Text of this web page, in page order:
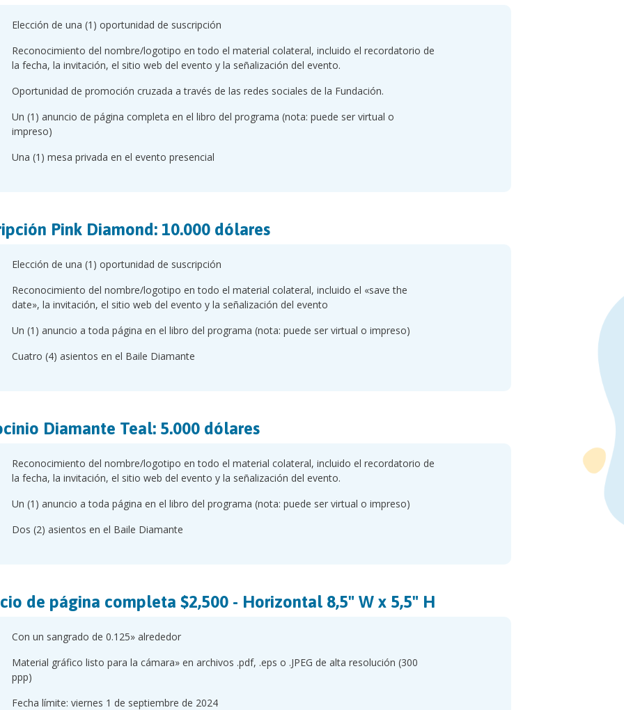
Elección de una (1) oportunidad de suscripción
Reconocimiento del nombre/logotipo en todo el material colateral, incluido el recordatorio de
la fecha, la invitación, el sitio web del evento y la señalización del evento.
Oportunidad de promoción cruzada a través de las redes sociales de la Fundación.
Un (1) anuncio de página completa en el libro del programa (nota: puede ser virtual o
impreso)
Una (1) mesa privada en el evento presencial
Pink Diamond: 10.000 dólares
Elección de una (1) oportunidad de suscripción
Reconocimiento del nombre/logotipo en todo el material colateral, incluido el «save the
date», la invitación, el sitio web del evento y la señalización del evento
Un (1) anuncio a toda página en el libro del programa (nota: puede ser virtual o impreso)
Cuatro (4) asientos en el Baile Diamante
Diamante Teal: 5.000 dólares
Reconocimiento del nombre/logotipo en todo el material colateral, incluido el recordatorio de
la fecha, la invitación, el sitio web del evento y la señalización del evento.
Un (1) anuncio a toda página en el libro del programa (nota: puede ser virtual o impreso)
Dos (2) asientos en el Baile Diamante
de página completa $2,500 - Horizontal 8,5" W x 5,5" H
Con un sangrado de 0.125» alrededor
Material gráfico listo para la cámara» en archivos .pdf, .eps o .JPEG de alta resolución (300
ppp)
Fecha límite: viernes 1 de septiembre de 2024